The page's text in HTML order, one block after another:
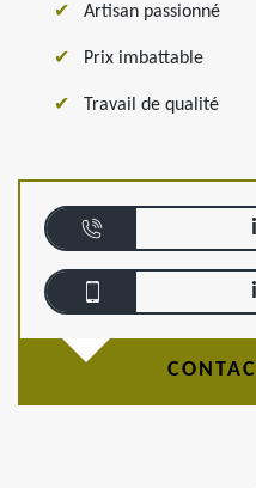
Artisan passionné
Prix imbattable
Travail de qualité